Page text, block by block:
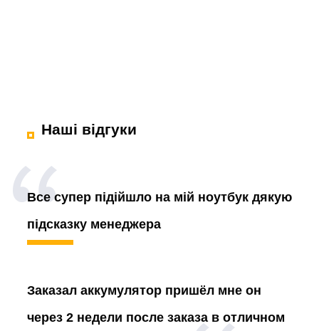
Наші відгуки
Все супер підійшло на мій ноутбук дякую
підсказку менеджера
Заказал аккумулятор пришёл мне он
через 2 недели после заказа в отличном